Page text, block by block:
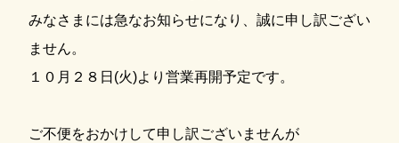
みなさまには急なお知らせになり、誠に申し訳ござい
ません。
１０月２８日(火)より営業再開予定です。
ご不便をおかけして申し訳ございませんが